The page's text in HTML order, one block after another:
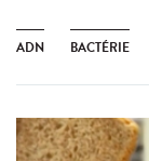
ADN BACTÉRIE